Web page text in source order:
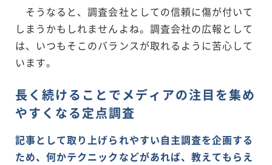
そうなると、調査会社としての信頼に傷が付いて
しまうかもしれませんよね。調査会社の広報として
は、いつもそこのバランスが取れるように苦心して
います。
長く続けることでメディアの注目を集め
やすくなる定点調査
記事として取り上げられやすい自主調査を企画する
ため、何かテクニックなどがあれば、教えてもらえ